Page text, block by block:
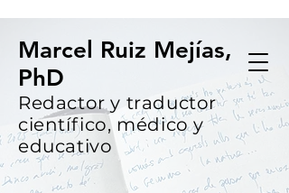
Marcel Ruiz Mejías,
PhD
Redactor y traductor
científico, médico y
educativo